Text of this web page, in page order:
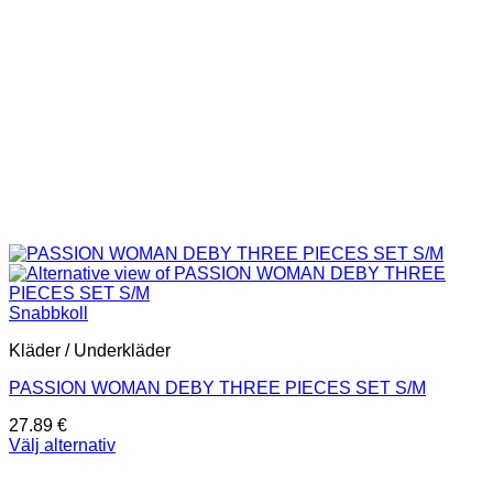
Snabbkoll
Kläder / Underkläder
PASSION WOMAN DEBY THREE PIECES SET S/M
27.89 €
Välj alternativ